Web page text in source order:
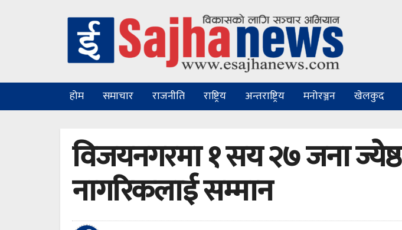
होम समाचार राजनीति राष्ट्रिय अन्तराष्ट्रिय मनोरञ्जन खेलकुद
विजयनगरमा १ सय २७ जना ज्येष्ठ
नागरिकलाई सम्मान